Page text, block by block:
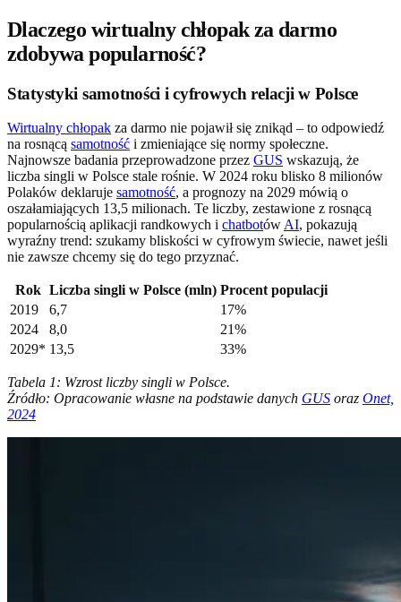
Dlaczego wirtualny chłopak za darmo
zdobywa popularność?
Statystyki samotności i cyfrowych relacji w Polsce
Wirtualny chłopak za darmo nie pojawił się znikąd – to odpowiedź
na rosnącą samotność i zmieniające się normy społeczne.
Najnowsze badania przeprowadzone przez GUS wskazują, że
liczba singli w Polsce stale rośnie. W 2024 roku blisko 8 milionów
Polaków deklaruje samotność, a prognozy na 2029 mówią o
oszałamiających 13,5 milionach. Te liczby, zestawione z rosnącą
popularnością aplikacji randkowych i chatbotów AI, pokazują
wyraźny trend: szukamy bliskości w cyfrowym świecie, nawet jeśli
nie zawsze chcemy się do tego przyznać.
Rok Liczba singli w Polsce (mln) Procent populacji
2019
6,7
17%
2024
8,0
21%
2029* 13,5 33%
Tabela 1: Wzrost liczby singli w Polsce.
Źródło: Opracowanie własne na podstawie danych GUS oraz Onet,
2024